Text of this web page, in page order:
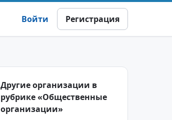
Войти Регистрация
Другие организации в
рубрике «Общественные
организации»